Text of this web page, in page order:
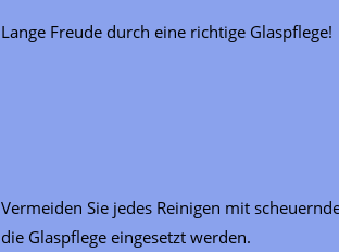
Lange Freude durch eine richtige Glaspflege!
Vermeiden Sie jedes Reinigen mit
die Glaspflege eingesetzt werden.